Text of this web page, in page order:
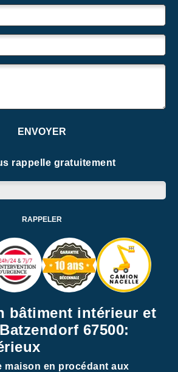
rappelle gratuitement
bâtiment intérieur et
67500:
maison en procédant aux